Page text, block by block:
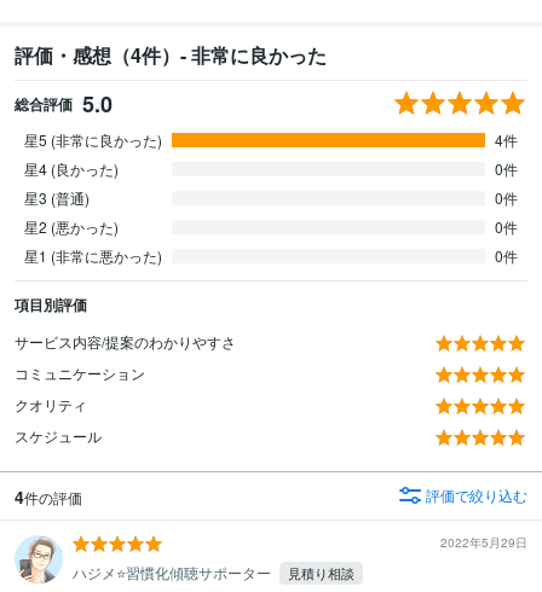
評価・感想（4件）- 非常に良かった
総合評価 5.0
星5 (非常に良かった)
4件
星4 (良かった)
0件
星3 (普通)
0件
星2 (悪かった)
0件
星1 (非常に悪かった)
0件
項目別評価
サービス内容/提案のわかりやすさ
コミュニケーション
クオリティ
スケジュール
4件の評価 評価で絞り込む
2022年5月29日
ハジメ⭐習慣化傾聴サポーター 見積り相談